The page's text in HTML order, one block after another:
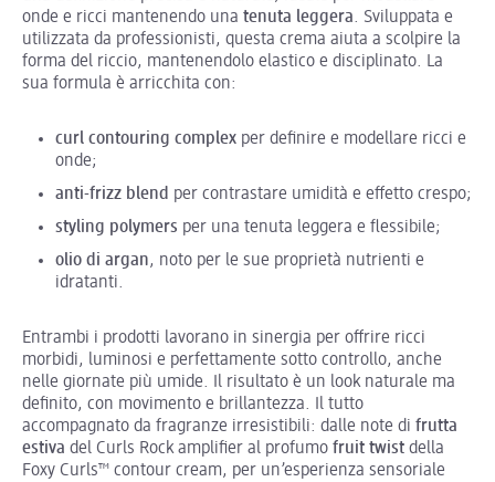
onde e ricci mantenendo una tenuta leggera. Sviluppata e
utilizzata da professionisti, questa crema aiuta a scolpire la
forma del riccio, mantenendolo elastico e disciplinato. La
sua formula è arricchita con:
curl contouring complex per definire e modellare ricci e
onde;
anti-frizz blend per contrastare umidità e effetto crespo;
styling polymers per una tenuta leggera e flessibile;
olio di argan, noto per le sue proprietà nutrienti e
idratanti.
Entrambi i prodotti lavorano in sinergia per offrire ricci
morbidi, luminosi e perfettamente sotto controllo, anche
nelle giornate più umide. Il risultato è un look naturale ma
definito, con movimento e brillantezza. Il tutto
accompagnato da fragranze irresistibili: dalle note di frutta
estiva del Curls Rock amplifier al profumo fruit twist della
Foxy Curls™ contour cream, per un’esperienza sensoriale